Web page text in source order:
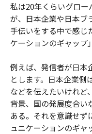
私は20年くらいグロー
が、日本企業や日本ブ
手伝いをする中で感じ
ケーションのギャップ
例えば、発信者が日本
とします。日本企業側
などを伝えたいけれど
背景、国の発展度合い
ある。それを意識せず
ュニケーションのギャ